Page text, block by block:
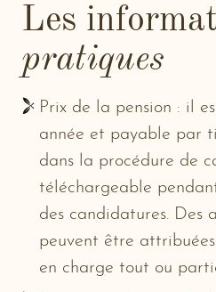
Les
pratiques
Prix de la pension : il
année et payable par
dans la procédure de
téléchargeable
des candidatures. Des
peuvent être
en charge tout ou